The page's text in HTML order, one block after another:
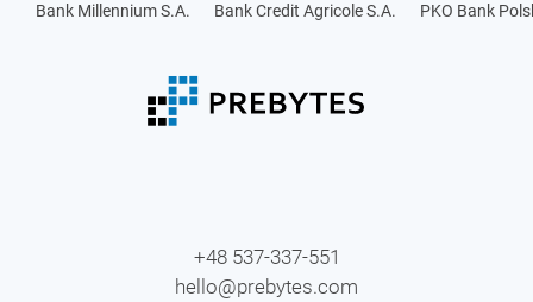
Bank Millennium S.A. Bank Credit Agricole S.A. PKO Bank
+48 537-337-551
hello@prebytes.com